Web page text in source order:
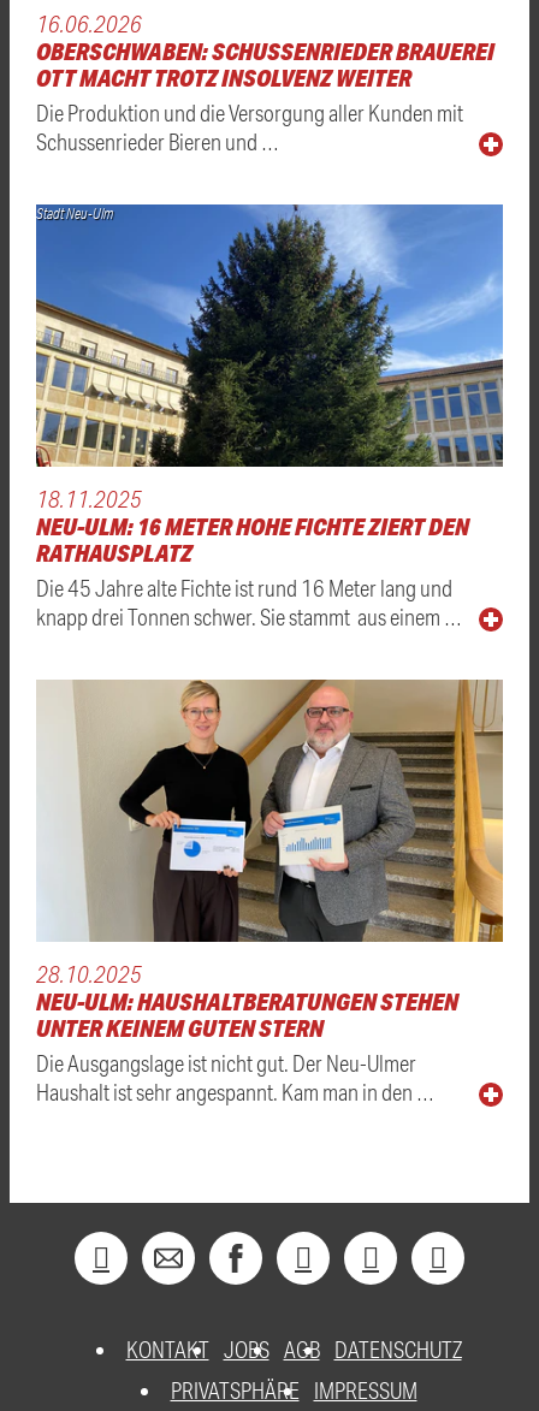
16.06.2026
OBERSCHWABEN: SCHUSSENRIEDER BRAUEREI
OTT MACHT TROTZ INSOLVENZ WEITER
Die Produktion und die Versorgung aller Kunden mit
Schussenrieder Bieren und …
Stadt Neu-Ulm
18.11.2025
NEU-ULM: 16 METER HOHE FICHTE ZIERT DEN
RATHAUSPLATZ
Die 45 Jahre alte Fichte ist rund 16 Meter lang und
knapp drei Tonnen schwer. Sie stammt aus einem …
28.10.2025
NEU-ULM: HAUSHALTBERATUNGEN STEHEN
UNTER KEINEM GUTEN STERN
Die Ausgangslage ist nicht gut. Der Neu-Ulmer
Haushalt ist sehr angespannt. Kam man in den …
KONTAKT JOBS AGB DATENSCHUTZ
PRIVATSPHÄRE
IMPRESSUM